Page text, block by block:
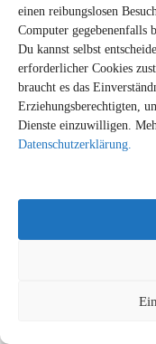
einen reibungslosen
Computer gegebenenfalls
Du kannst selbst
erforderlicher Cookies
braucht es das
Erziehungsberechtigten,
Dienste einzuwilligen.
Datenschutzerklärung.
©
(c) 2022 Stachelbart-